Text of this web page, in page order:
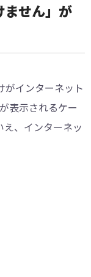
せん」が
がインターネット
表示されるケー
、インターネッ